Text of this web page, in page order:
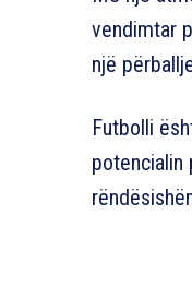
vendimtar
një
Futbolli
potencialin